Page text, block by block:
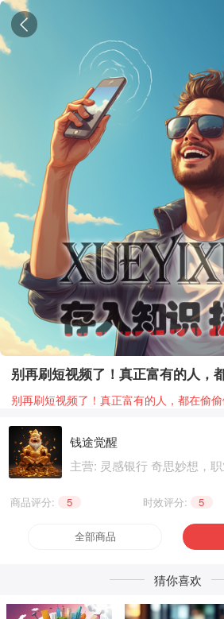
别再刷短视频了！真正富有的人，
别再刷短视频了！真正富有的人，都在偷
钱途觉醒
主营: 灵感银行 奇思妙想，职业技能 晋级提升，兴
商品评分: 5 时效评分: 5
全部商品
猜你喜欢